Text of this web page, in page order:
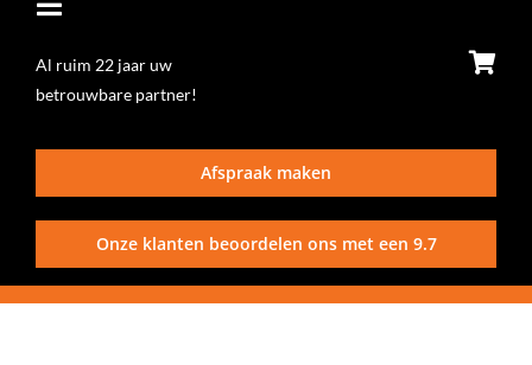
Toggle
Navigatie
Stoelen
Al ruim 22 jaar uw
betrouwbare partner!
Afspraak maken
Onze klanten beoordelen ons met een 9.7